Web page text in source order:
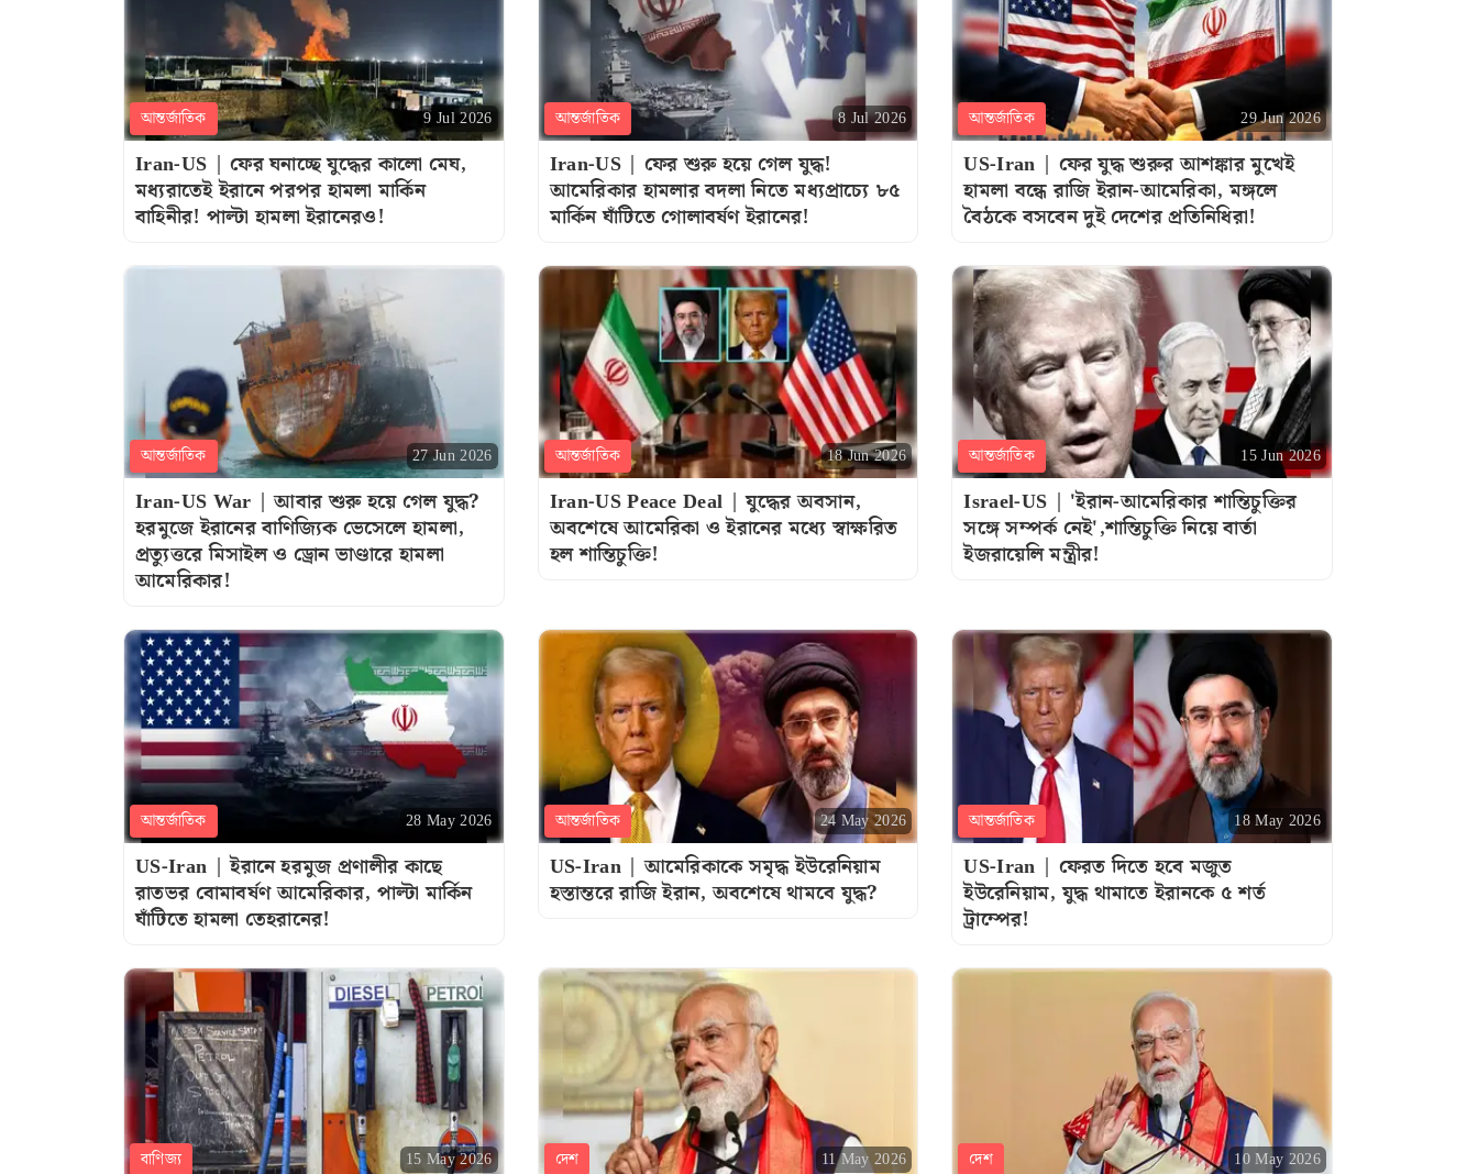
আন্তর্জাতিক 9 Jul 2026
Iran-US | ফের ঘনাচ্ছে যুদ্ধের কালো মেঘ,
মধ্যরাতেই ইরানে পরপর হামলা মার্কিন
বাহিনীর! পাল্টা হামলা ইরানেরও!
আন্তর্জাতিক 8 Jul 2026
Iran-US | ফের শুরু হয়ে গেল যুদ্ধ!
আমেরিকার হামলার বদলা নিতে মধ্যপ্রাচ্যে ৮৫
মার্কিন ঘাঁটিতে গোলাবর্ষণ ইরানের!
আন্তর্জাতিক 29 Jun 2026
US-Iran | ফের যুদ্ধ শুরুর আশঙ্কার মুখেই
হামলা বন্ধে রাজি ইরান-আমেরিকা, মঙ্গলে
বৈঠকে বসবেন দুই দেশের প্রতিনিধিরা!
আন্তর্জাতিক 27 Jun 2026
Iran-US War | আবার শুরু হয়ে গেল যুদ্ধ?
হরমুজে ইরানের বাণিজ্যিক ভেসেলে হামলা,
প্রত্যুত্তরে মিসাইল ও ড্রোন ভাণ্ডারে হামলা
আমেরিকার!
আন্তর্জাতিক 18 Jun 2026
Iran-US Peace Deal | যুদ্ধের অবসান,
অবশেষে আমেরিকা ও ইরানের মধ্যে স্বাক্ষরিত
হল শান্তিচুক্তি!
আন্তর্জাতিক 15 Jun 2026
Israel-US | 'ইরান-আমেরিকার শান্তিচুক্তির
সঙ্গে সম্পর্ক নেই',শান্তিচুক্তি নিয়ে বার্তা
ইজরায়েলি মন্ত্রীর!
আন্তর্জাতিক 28 May 2026
US-Iran | ইরানে হরমুজ প্রণালীর কাছে
রাতভর বোমাবর্ষণ আমেরিকার, পাল্টা মার্কিন
ঘাঁটিতে হামলা তেহরানের!
আন্তর্জাতিক 24 May 2026
US-Iran | আমেরিকাকে সমৃদ্ধ ইউরেনিয়াম
হস্তান্তরে রাজি ইরান, অবশেষে থামবে যুদ্ধ?
আন্তর্জাতিক 18 May 2026
US-Iran | ফেরত দিতে হবে মজুত
ইউরেনিয়াম, যুদ্ধ থামাতে ইরানকে ৫ শর্ত
ট্রাম্পের!
বাণিজ্য 15 May 2026 দেশ 11 May 2026 দেশ 10 May 2026